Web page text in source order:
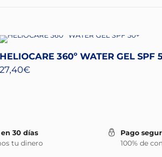
HELIOCARE 360º WATER GEL SPF
27,40€
30 días
tu dinero
Pago
100% de